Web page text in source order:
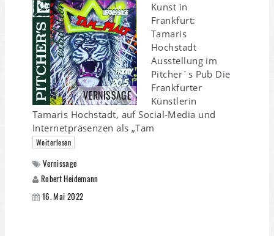
VERNISSAGE
Kunst in
Frankfurt:
Tamaris
Hochstadt
Ausstellung im
Pitcher´s Pub Die
Frankfurter
Künstlerin
Tamaris Hochstadt, auf Social-Media und
Internetpräsenzen als „Tam
Weiterlesen
Vernissage
Robert Heidemann
16. Mai 2022